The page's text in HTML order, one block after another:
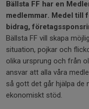
Bällsta FF har en
medlemmar. Medel till
bidrag,
Bällsta FF vill skapa
situation, pojkar och
olika ursprung och från
ansvar att alla våra
så gott det går hjälpa de
ekonomiskt stöd.